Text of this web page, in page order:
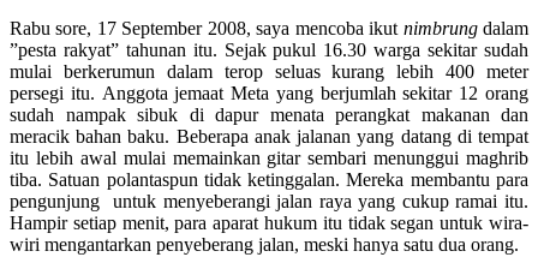
Rabu sore, 17 September 2008, saya mencoba ikut nimbrungdalam
”pesta rakyat” tahunan itu. Sejak pukul 16.30 warga sekitar sudah
mulai berkerumun dalam terop seluas kurang lebih 400 meter
persegi itu. Anggota jemaat Meta yang berjumlah sekitar 12 orang
sudah nampak sibuk di dapur menata perangkat makanan dan
meracik bahan baku. Beberapa anak jalanan yang datang di tempat
itu lebih awal mulai memainkan gitar sembari menunggui maghrib
tiba. Satuan polantaspun tidak ketinggalan. Mereka membantu para
pengunjung untuk menyeberangi jalan raya yang cukup ramai itu.
Hampir setiap menit, para aparat hukum itu tidak segan untuk wira-
wiri mengantarkan penyeberang jalan, meski hanya satu dua orang.